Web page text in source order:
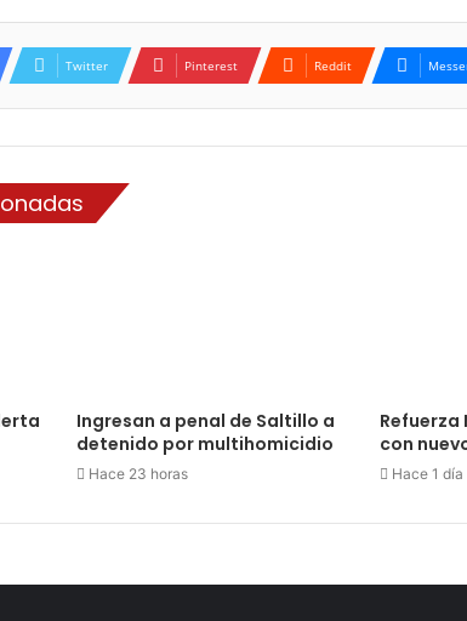
Twitter Pinterest Reddit
Ingresan a penal de Saltillo a
detenido por multihomicidio
Hace 23 horas
con
Hace 1 día